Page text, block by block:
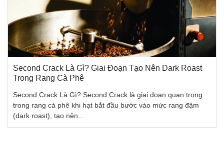
Second Crack Là Gì? Giai Đoạn Tạo Nên Dark Roast
Trong Rang Cà Phê
Second Crack Là Gì? Second Crack là giai đoạn quan trọng
trong rang cà phê khi hạt bắt đầu bước vào mức rang đậm
(dark roast), tạo nên...